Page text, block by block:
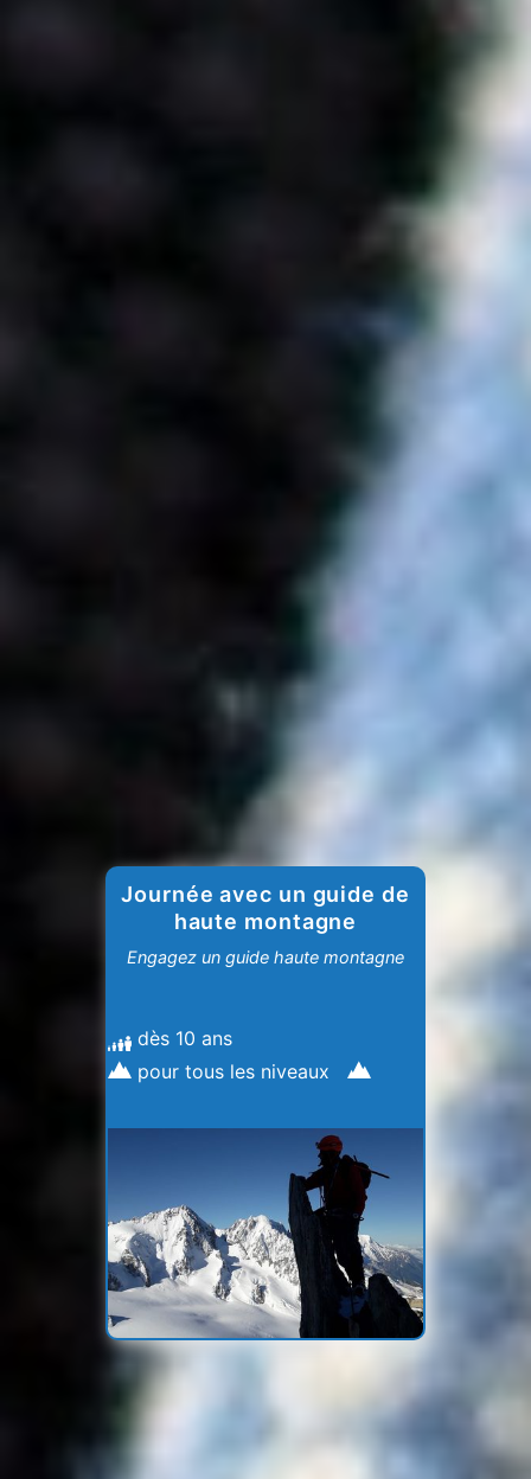
Journée avec un guide de
haute montagne
Engagez un guide haute montagne
dès 10 ans
pour tous les niveaux